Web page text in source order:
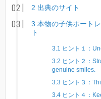
2 出典のサイト
3 本物の子供ポート
ト
3.1 ヒント１：
3.2 ヒント２：
genuine smiles.
3.3 ヒント３：
3.4ヒント４：